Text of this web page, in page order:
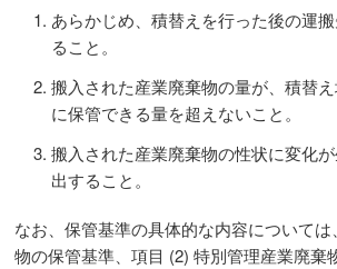
あらかじめ、積替えを行った後の運
ること。
搬入された産業廃棄物の量が、積替
に保管できる量を超えないこと。
搬入された産業廃棄物の性状に変化
出すること。
なお、保管基準の具体的な内容について
物の保管基準、項目 (2) 特別管理産業廃棄